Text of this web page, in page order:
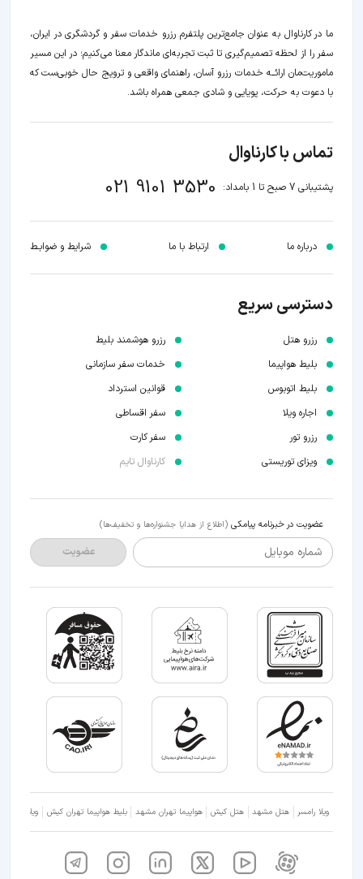
ما در کارناوال به عنوان جامع‌ترین پلتفرم رزرو خدمات سفر و گردشگری در ایران،
سفر را از لحظه‌ تصمیم‌گیری تا ثبت تجربه‌ای ماندگار معنا می‌کنیم؛ در این مسیر‍
ماموریت‌مان اراﺋــﻪ خدمات رزرو آسان، راهنمای واقعی و ترویج حال خوبی‌ست که
با دعوت به حرکت، پویایی و شادی جمعی همراه باشد.
تماس با کارناوال
پشتیبانی 7 صبح تا 1 بامداد: 021 9101 3530
درباره ما ارتباط با ما شرایط و ضوابـط
دسترسی سریع
رزرو هتل
بلیط هواپیما
بلیط اتوبوس
اجاره ویلا
رزرو تور
ویزای توریستی
رزرو هوشمند بلیط
خدمات سفر سازمانی
قوانین استرداد
سفر اقساطی
سفر کارت
کارناوال تایم
عضویت در خبرنامه پیامکی (اطلاع از هدایا جشنواره‌ها و تخفیف‌ها)
شماره موبایل عضویت
ویلا رامسر هتل مشهد هتل کیش هواپیما تهران مشهد بلیط هواپیما تهران کیش ویلا شمال